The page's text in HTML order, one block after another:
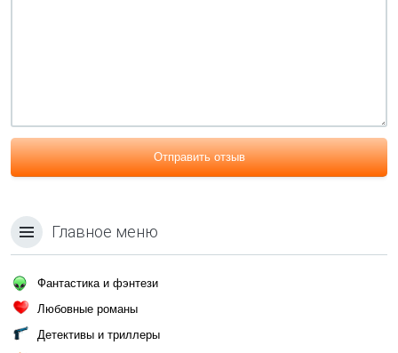
Отправить отзыв
Главное меню
Фантастика и фэнтези
Любовные романы
Детективы и триллеры